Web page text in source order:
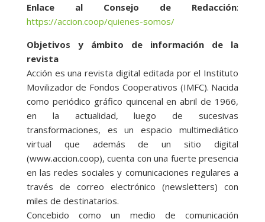
Enlace al Consejo de Redacción:
https://accion.coop/quienes-somos/
Objetivos y ámbito de información de la
revista
Acción es una revista digital editada por el Instituto
Movilizador de Fondos Cooperativos (IMFC). Nacida
como periódico gráfico quincenal en abril de 1966,
en la actualidad, luego de sucesivas
transformaciones, es un espacio multimediático
virtual que además de un sitio digital
(www.accion.coop), cuenta con una fuerte presencia
en las redes sociales y comunicaciones regulares a
través de correo electrónico (newsletters) con
miles de destinatarios.
Concebido como un medio de comunicación